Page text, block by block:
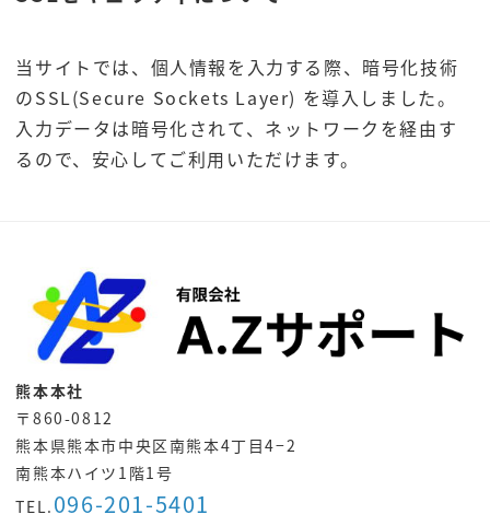
当サイトでは、個人情報を入力する際、暗号化技術
のSSL(Secure Sockets Layer) を導入しました。
入力データは暗号化されて、ネットワークを経由す
るので、安心してご利用いただけます。
熊本本社
〒860-0812
熊本県熊本市中央区南熊本4丁目4−2
南熊本ハイツ1階1号
TEL. 096-201-5401